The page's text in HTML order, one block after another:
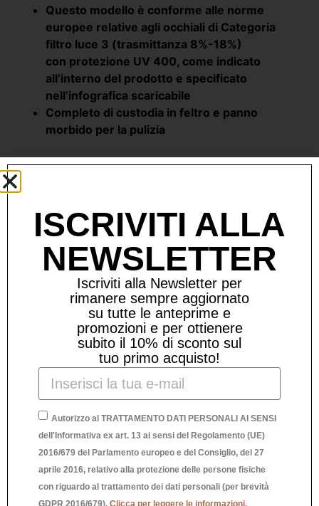
Questo modello è conforme alle norme
europee relative agli occhiali di Categoria
filtro luce 3 (trasmittanza 8%-18%)
con protezione UV 400, come indicato
all’interno del prodotto e specificato
nell’infografica scaricabile
Completo di custodia in feltro e panno
morbido per la pulizia
ISCRIVITI ALLA
NEWSLETTER
Iscriviti alla Newsletter per
rimanere sempre aggiornato
su tutte le anteprime e
promozioni e per ottienere
subito il 10% di sconto sul
tuo primo acquisto!
Autorizzo al TRATTAMENTO DATI PERSONALI AI SENSI
dell'Informativa ex art. 13 ai sensi del Regolamento (UE)
2016/679 del Parlamento europeo e del Consiglio, del 27
aprile 2016, relativo alla protezione delle persone fisiche
con riguardo al trattamento dei dati personali (per brevità
GDPR 2016/679). Clicca per leggere le informazioni.